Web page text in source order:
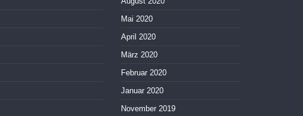
Mai 2020
April 2020
März 2020
Februar 2020
Januar 2020
November 2019